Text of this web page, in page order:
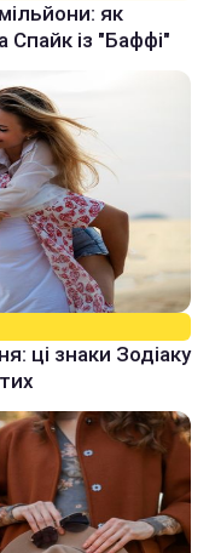
як
із "Баффі"
ці знаки Зодіаку